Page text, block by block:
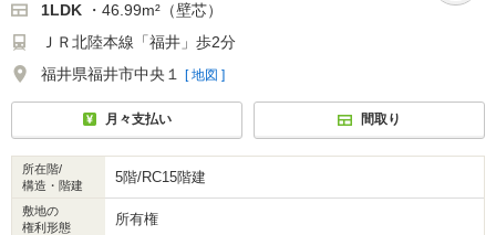
1LDK
・46.99m²（壁芯）
ＪＲ北陸本線「福井」歩2分
福井県福井市中央１
[ 地図 ]
月々支払い 間取り
所在階/
構造・階建
5階/RC15階建
敷地の
権利形態
所有権